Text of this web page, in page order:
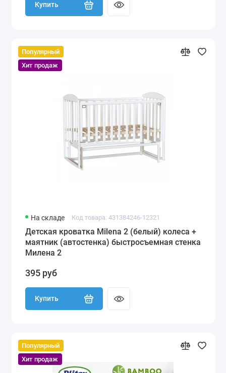
Купить
Популярный
Хит продаж
На складе Код товара: 431384246-12321
Детская кроватка Milena 2 (белый) колеса +
маятник (автостенка) быстросъемная стенка
Милена 2
395 руб
Купить
Популярный
Хит продаж